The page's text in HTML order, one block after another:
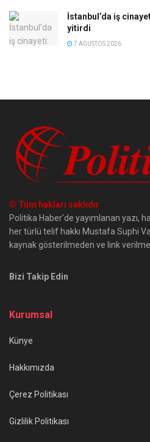
İstanbul’da iş
yitirdi
7 AĞUSTOS 2026
© Tüm hakları saklıdır
Politika Haber'de yayımlanan yazı,
her türlü telif hakkı Mustafa Suphi
kaynak gösterilmeden ve link
Bizi Takip Edin
Kurumsal
Künye
Hakkımızda
Çerez Politikası
Gizlilik Politikası